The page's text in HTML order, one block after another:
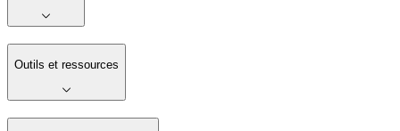
Outils et ressources